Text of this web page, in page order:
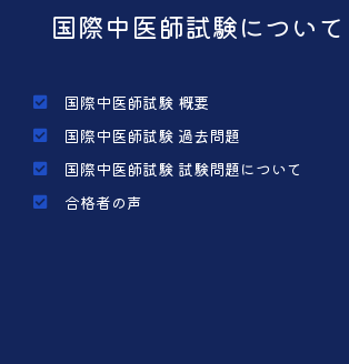
国際中医師試験について
国際中医師試験 概要
国際中医師試験 過去問題
国際中医師試験 試験問題について
合格者の声